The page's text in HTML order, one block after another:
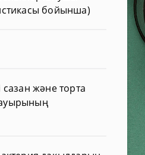
бойынша)
және торта